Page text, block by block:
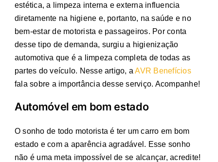
estética, a limpeza interna e externa influencia
diretamente na higiene e, portanto, na saúde e no
bem-estar de motorista e passageiros. Por conta
desse tipo de demanda, surgiu a higienização
automotiva que é a limpeza completa de todas as
partes do veículo. Nesse artigo, aAVR Benefícios
fala sobre a importância desse serviço. Acompanhe!
Automóvel em bom estado
O sonho de todo motorista é ter um carro em bom
estado e com a aparência agradável. Esse sonho
não é uma meta impossível de se alcançar, acredite!